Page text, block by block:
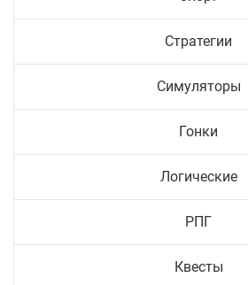
Стратегии
Симуляторы
Гонки
Логические
РПГ
Квесты